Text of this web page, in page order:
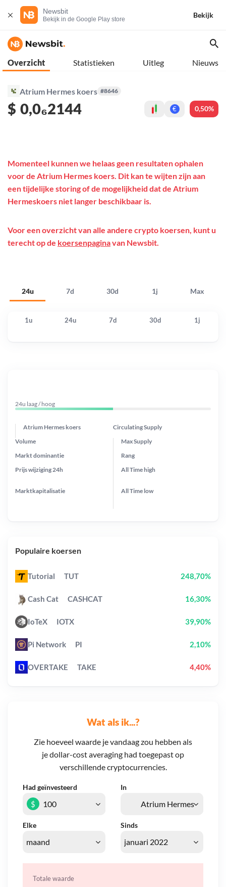
Newsbit
Bekijk in de Google Play store
Bekijk
Overzicht Statistieken Uitleg Nieuws
Atrium Hermes koers #8646
$ 0,0₆2144 € 0,50%
24u 7d 30d 1j Max
Momenteel kunnen we helaas geen resultaten ophalen
voor de Atrium Hermes koers. Dit kan te wijten zijn aan
een tijdelijke storing of de mogelijkheid dat de Atrium
Hermeskoers niet langer beschikbaar is.
Voor een overzicht van alle andere crypto koersen, kunt u
terecht op de koersenpaginavan Newsbit.
1u 24u 7d 30d 1j
Wat als ik...?
Zie hoeveel waarde je vandaag zou hebben als
je dollar-cost averaging had toegepast op
verschillende cryptocurrencies.
Had geïnvesteerd In
Elke Sinds
$
Totale waarde
24u laag / hoog
Atrium Hermes koers Circulating Supply
Prijs wijziging 24h
Max Supply
Markt dominantie
Marktkapitalisatie
Volume
Rang
All Timehigh
All Time low
Populaire koersen
Tutorial TUT 248,70%
Cash Cat CASHCAT 16,30%
IoTeX IOTX 39,90%
Pi Network PI 2,10%
OVERTAKE TAKE 4,40%